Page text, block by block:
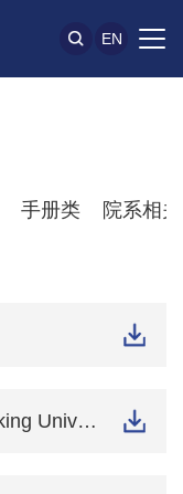
EN
手册类 院系相
Application Commitment for Peking University Graduate Programs